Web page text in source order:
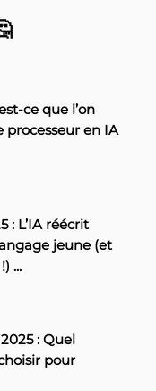
ce que l’on
en IA
: L’IA réécrit
jeune (et
...
: Quel
pour